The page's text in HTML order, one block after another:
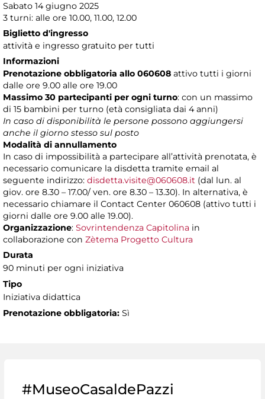
Sabato 14 giugno 2025
3 turni: alle ore 10.00, 11.00, 12.00
Biglietto d'ingresso
attività e ingresso gratuito per tutti
Informazioni
Prenotazione obbligatoria allo 060608 attivo tutti i giorni
dalle ore 9.00 alle ore 19.00
Massimo 30 partecipanti per ogni turno: con un massimo
di 15 bambini per turno (età consigliata dai 4 anni)
In caso di disponibilità le persone possono aggiungersi
anche il giorno stesso sul posto
Modalità di annullamento
In caso di impossibilità a partecipare all’attività prenotata, è
necessario comunicare la disdetta tramite email al
seguente indirizzo: disdetta.visite@060608.it (dal lun. al
giov. ore 8.30 – 17.00/ ven. ore 8.30 – 13.30). In alternativa, è
necessario chiamare il Contact Center 060608 (attivo tutti i
giorni dalle ore 9.00 alle 19.00).
Organizzazione: Sovrintendenza Capitolina in
collaborazione con Zètema Progetto Cultura
Durata
90 minuti per ogni iniziativa
Tipo
Iniziativa didattica
Prenotazione obbligatoria: Sì
#MuseoCasaldePazzi